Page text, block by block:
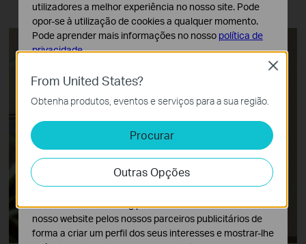
From United States?
Obtenha produtos, eventos e serviços para a sua região.
Procurar
Outras Opções
Close
utilizadores a melhor experiência no nosso site. Pode
opor-se à utilização de cookies a qualquer momento.
Pode aprender mais informações no nosso política de
privacidade.
Os cookies são necessários para o funcionamento do
website e não podem ser desativados nos seus
Cookies de Análise e Marketing
Os cookies de analise permite-nos analisar as suas
atividades no nosso website para melhorar e ajustar a
funcionalidade do nosso website.
O cookies de marketing podem ser definidos através do
nosso website pelos nossos parceiros publicitários de
forma a criar um perfil dos seus interesses e mostrar-lhe